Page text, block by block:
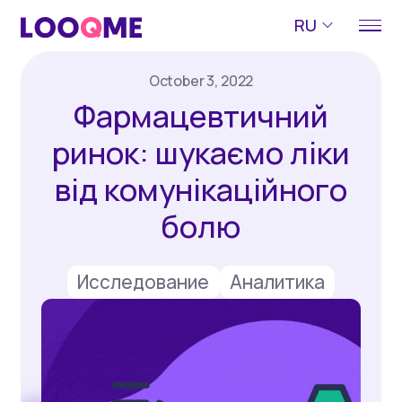
RU
October 3, 2022
Фармацевтичний
ринок: шукаємо ліки
від комунікаційного
болю
Исследование Аналитика